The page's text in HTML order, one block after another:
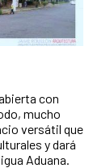
con
mucho
versátil que
y dará
Aduana.